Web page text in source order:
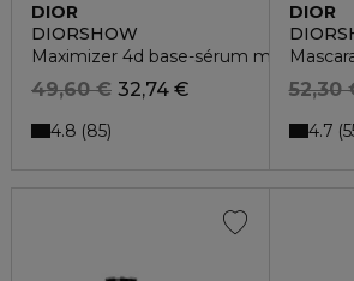
DIOR
DIORSHOW
Maximizer 4d base-sérum mascara -
32,74 €
49,60 €
4.8 85
DIOR
52,30
4.7